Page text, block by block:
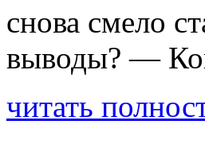
снова смело
выводы? —
читать